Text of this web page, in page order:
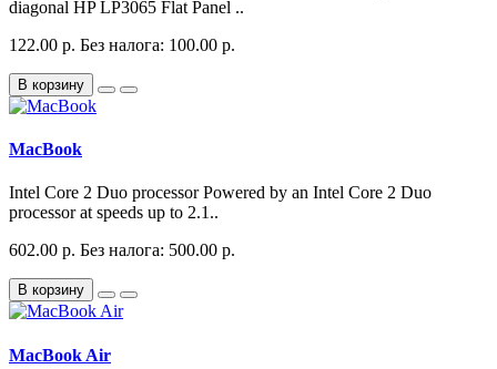
diagonal HP LP3065 Flat Panel ..
122.00 р. Без налога: 100.00 р.
В корзину
MacBook
Intel Core 2 Duo processor Powered by an Intel Core 2 Duo
processor at speeds up to 2.1..
602.00 р. Без налога: 500.00 р.
В корзину
MacBook Air